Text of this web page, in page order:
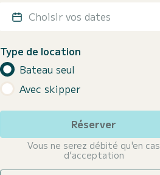
Choisir vos dates
Type de location
Bateau seul
Avec skipper
Réserver
Vous ne serez débité qu'en cas
d’acceptation